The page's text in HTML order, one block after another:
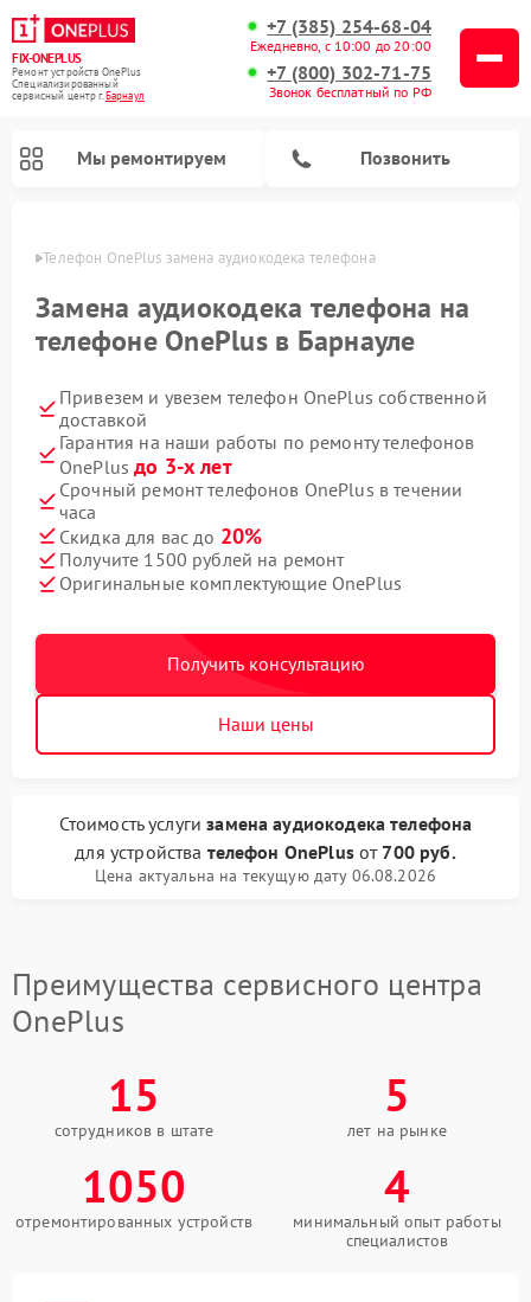
FIX-ONEPLUS
Ремонт устройств OnePlus
Специализированный
cервисный центр г.Барнаул
+7 (385) 254-68-04
Ежедневно, с 10:00 до 20:00
+7 (800) 302-71-75
Звонок бесплатный по РФ
Мы ремонтируем Позвонить
Телефон OnePlus замена аудиокодека телефона
Замена аудиокодека телефона на
телефоне OnePlus в Барнауле
Привезем и увезем телефон OnePlus собственной
доставкой
Гарантия на наши работы по ремонту телефонов
OnePlusдо 3-х лет
Срочный ремонт телефонов OnePlus в течении
часа
Скидка для вас до 20%
Получите 1500 рублей на ремонт
Оригинальные комплектующие OnePlus
Получить консультацию
Наши цены
Стоимость услугизамена аудиокодека телефона
для устройства телефон OnePlusот 700 руб.
Цена актуальна на текущую дату 06.08.2026
Преимущества сервисного центра
OnePlus
15
сотрудников в штате
5
лет на рынке
1050
отремонтированных устройств
4
минимальный опыт работы
специалистов